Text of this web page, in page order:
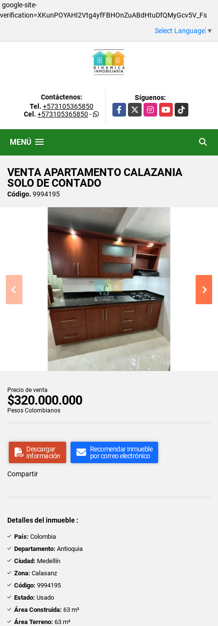
google-site-
verification=XKunPOYAHI2Vtg4yfFBHOnZuABdHtuDfQMyGcv5V_Fs
Select Language ▼
Contáctenos:
Tel. +573105365850
Cel. +573105365850 -
Síguenos:
Facebook
X InstagramYouTubeTikTok
MENÚ
VENTA APARTAMENTO CALAZANIA
SOLO DE CONTADO
Código. 9994195
Precio de venta
$320.000.000
Pesos Colombianos
Descargar
información
Recomendar inmueble
por correo electrónico
Compartir
Detalles del inmueble :
País: Colombia
Departamento: Antioquia
Ciudad: Medellín
Zona: Calasanz
Código: 9994195
Estado: Usado
Área Construida: 63 m²
Área Terreno: 63 m²